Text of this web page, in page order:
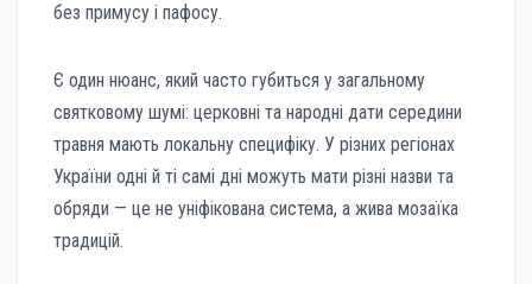
без примусу і пафосу.
Є один нюанс, який часто губиться у загальному
святковому шумі: церковні та народні дати середини
травня мають локальну специфіку. У різних регіонах
України одні й ті самі дні можуть мати різні назви та
обряди — це не уніфікована система, а жива мозаїка
традицій.